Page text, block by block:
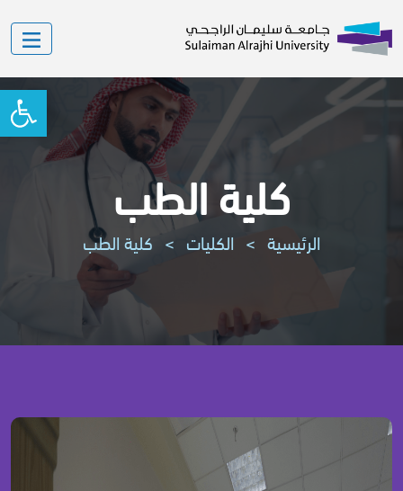
كلية الطب
الرئيسية > الكليات > كلية الطب